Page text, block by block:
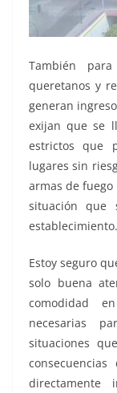
También
queretanos y
generan
exijan que se
estrictos que
lugares sin
armas de
situación que
establecimiento.
Estoy seguro
solo buena
comodidad
necesarias
situaciones
directamente